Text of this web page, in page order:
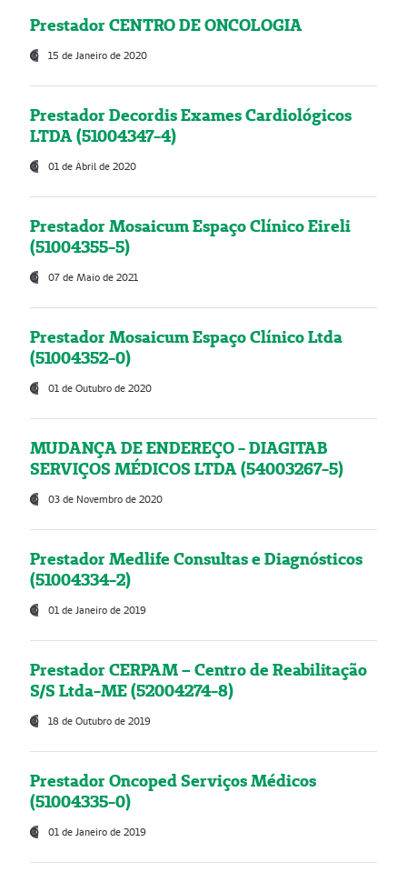
Prestador CENTRO DE ONCOLOGIA
15 de Janeiro de 2020
Prestador Decordis Exames Cardiológicos
LTDA (51004347-4)
01 de Abril de 2020
Prestador Mosaicum Espaço Clínico Eireli
(51004355-5)
07 de Maio de 2021
Prestador Mosaicum Espaço Clínico Ltda
(51004352-0)
01 de Outubro de 2020
MUDANÇA DE ENDEREÇO - DIAGITAB
SERVIÇOS MÉDICOS LTDA (54003267-5)
03 de Novembro de 2020
Prestador Medlife Consultas e Diagnósticos
(51004334-2)
01 de Janeiro de 2019
Prestador CERPAM – Centro de Reabilitação
S/S Ltda-ME (52004274-8)
18 de Outubro de 2019
Prestador Oncoped Serviços Médicos
(51004335-0)
01 de Janeiro de 2019